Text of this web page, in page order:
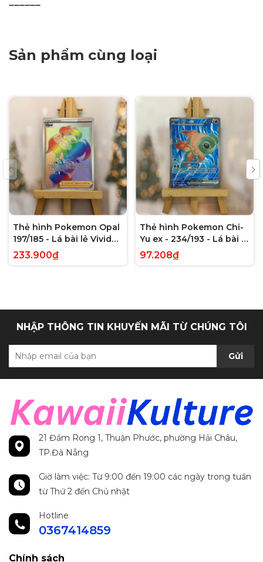
➖➖➖➖➖➖
Sản phẩm cùng loại
Thẻ hình Pokemon Opal
197/185 - Lá bài lẻ Vivid
Voltage Hyper Rare tiếng
Anh chính hãng
233.900₫
Thẻ hình Pokemon Chi-
Yu ex - 234/193 - Lá bài lẻ
Paldea Evolved Full Art
Secret Rare tiếng Anh
97.208₫
NHẬP THÔNG TIN KHUYẾN MÃI TỪ CHÚNG TÔI
Gửi
21 Đầm Rong 1, Thuận Phước, phường Hải Châu,
TP.Đà Nẵng
Giờ làm việc: Từ 9:00 đến 19:00 các ngày trong tuần
từ Thứ 2 đến Chủ nhật
Hotline
0367414859
Chính sách